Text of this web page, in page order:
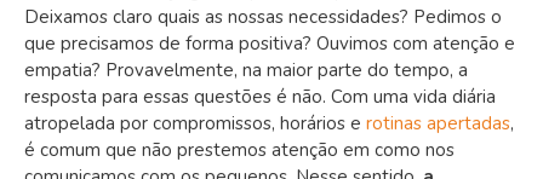
Deixamos claro quais as nossas necessidades? Pedimos o
que precisamos de forma positiva? Ouvimos com atenção e
empatia? Provavelmente, na maior parte do tempo, a
resposta para essas questões é não. Com uma vida diária
atropelada por compromissos, horários e rotinas apertadas,
é comum que não prestemos atenção em como nos